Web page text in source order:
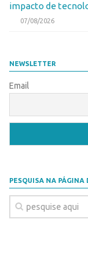
Leis e
Transferência
PD&I
Programas
impacto de
07/08/2026
NEWSLETTER
Email
PESQUISA NA PÁGINA